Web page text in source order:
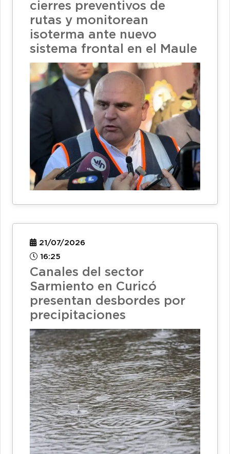
cierres preventivos de
rutas y monitorean
isoterma ante nuevo
sistema frontal en el Maule
21/07/2026
16:25
Canales del sector
Sarmiento en Curicó
presentan desbordes por
precipitaciones